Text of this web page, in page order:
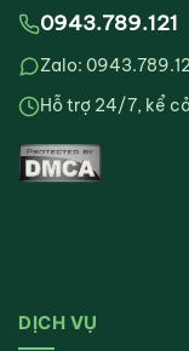
0943.789.121
Zalo:
Hỗ trợ 24/7, kể
DỊCH VỤ